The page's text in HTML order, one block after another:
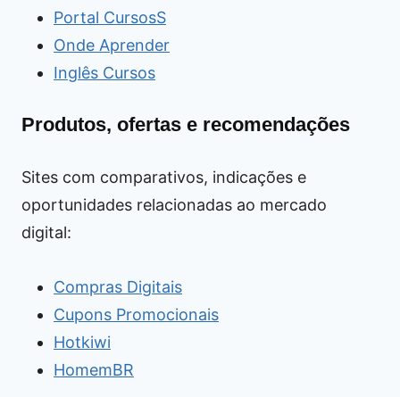
Portal CursosS
Onde Aprender
Inglês Cursos
Produtos, ofertas e recomendações
Sites com comparativos, indicações e
oportunidades relacionadas ao mercado
digital:
Compras Digitais
Cupons Promocionais
Hotkiwi
HomemBR